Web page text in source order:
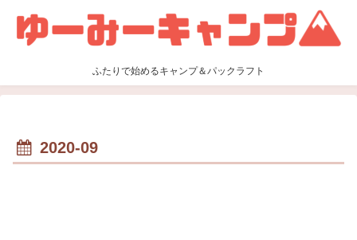
ふたりで始めるキャンプ＆パックラフト
2020-09